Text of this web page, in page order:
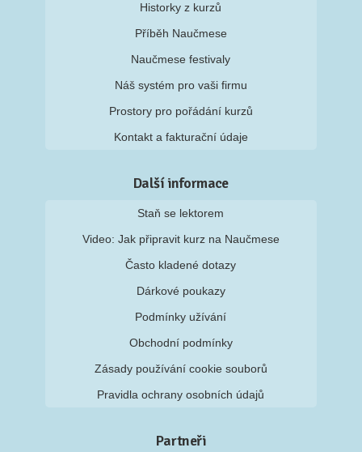
Historky z kurzů
Příběh Naučmese
Naučmese festivaly
Náš systém pro vaši firmu
Prostory pro pořádání kurzů
Kontakt a fakturační údaje
Další informace
Staň se lektorem
Video: Jak připravit kurz na Naučmese
Často kladené dotazy
Dárkové poukazy
Podmínky užívání
Obchodní podmínky
Zásady používání cookie souborů
Pravidla ochrany osobních údajů
Partneři